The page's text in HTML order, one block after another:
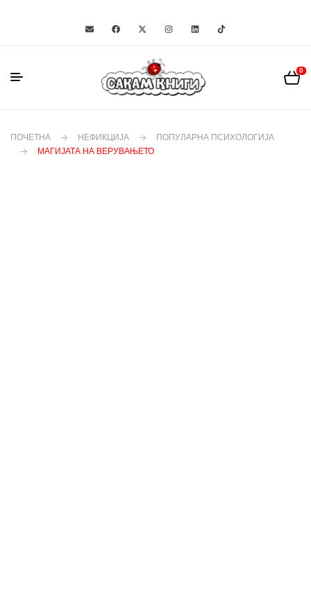
0
ПОЧЕТНА НЕФИКЦИЈА
ПОПУЛАРНА ПСИХОЛОГИЈА
МАГИЈАТА НА ВЕРУВАЊЕТО